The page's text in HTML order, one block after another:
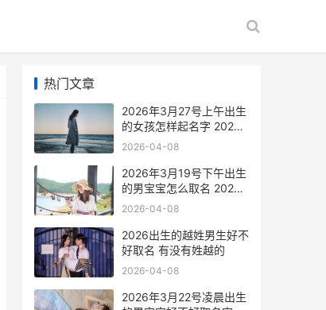
热门文章
2026年3月27号上午出生
的女孩怎样起名字 2026
年3月28日到今天
2026-04-08
2026年3月19号下午出生
的男宝宝怎么取名 2026
年3月19日是什么日子
2026-04-08
2026出生的越姓男生好不
好取名 有没有姓越的
2026-04-08
2026年3月22号凌晨出生